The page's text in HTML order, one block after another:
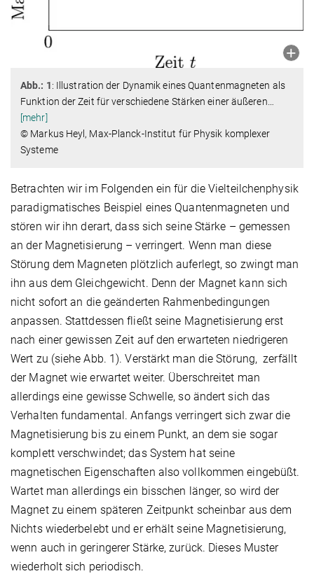
Abb.: 1: Illustration der Dynamik eines Quantenmagneten als
Funktion der Zeit für verschiedene Stärken einer äußeren
[mehr]
© Markus Heyl, Max-Planck-Institut für Physik komplexer
Systeme
Betrachten wir im Folgenden ein für die Vielteilchenphysik
paradigmatisches Beispiel eines Quantenmagneten und
stören wir ihn derart, dass sich seine Stärke – gemessen
an der Magnetisierung – verringert. Wenn man diese
Störung dem Magneten plötzlich auferlegt, so zwingt man
ihn aus dem Gleichgewicht. Denn der Magnet kann sich
nicht sofort an die geänderten Rahmenbedingungen
anpassen. Stattdessen fließt seine Magnetisierung erst
nach einer gewissen Zeit auf den erwarteten niedrigeren
Wert zu (siehe Abb. 1). Verstärkt man die Störung, zerfällt
der Magnet wie erwartet weiter. Überschreitet man
allerdings eine gewisse Schwelle, so ändert sich das
Verhalten fundamental. Anfangs verringert sich zwar die
Magnetisierung bis zu einem Punkt, an dem sie sogar
komplett verschwindet; das System hat seine
magnetischen Eigenschaften also vollkommen eingebüßt.
Wartet man allerdings ein bisschen länger, so wird der
Magnet zu einem späteren Zeitpunkt scheinbar aus dem
Nichts wiederbelebt und er erhält seine Magnetisierung,
wenn auch in geringerer Stärke, zurück. Dieses Muster
wiederholt sich periodisch.